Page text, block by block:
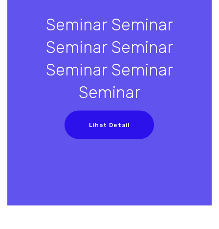
Seminar Seminar
Seminar Seminar
Seminar Seminar
Seminar
Lihat Detail